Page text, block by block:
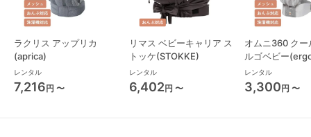
ラクリス アップリカ
(aprica)
レンタル
7,216円 〜
リマス ベビーキャリア ス
トッケ(STOKKE)
レンタル
6,402円 〜
オムニ360 クー
ルゴベビー
っこ紐・おんぶ
レンタル
3,300円 〜